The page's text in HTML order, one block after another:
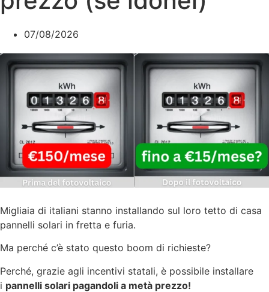
07/08/2026
Migliaia di italiani stanno installando sul loro tetto di casa
pannelli solari in fretta e furia.
Ma perché c’è stato questo boom di richieste?
Perché, grazie agli incentivi statali, è possibile installare
i pannelli solari pagandoli a metà prezzo!